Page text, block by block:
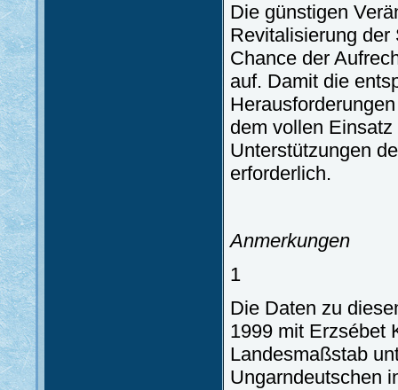
Die günstigen
Revitalisierung
Chance der
auf. Damit die
dem vollen
Unterstützungen
erforderlich.
Anmerkungen
1
Die Daten zu
1999 mit Erzsébet
Landesmaßstab
Ungarndeutschen